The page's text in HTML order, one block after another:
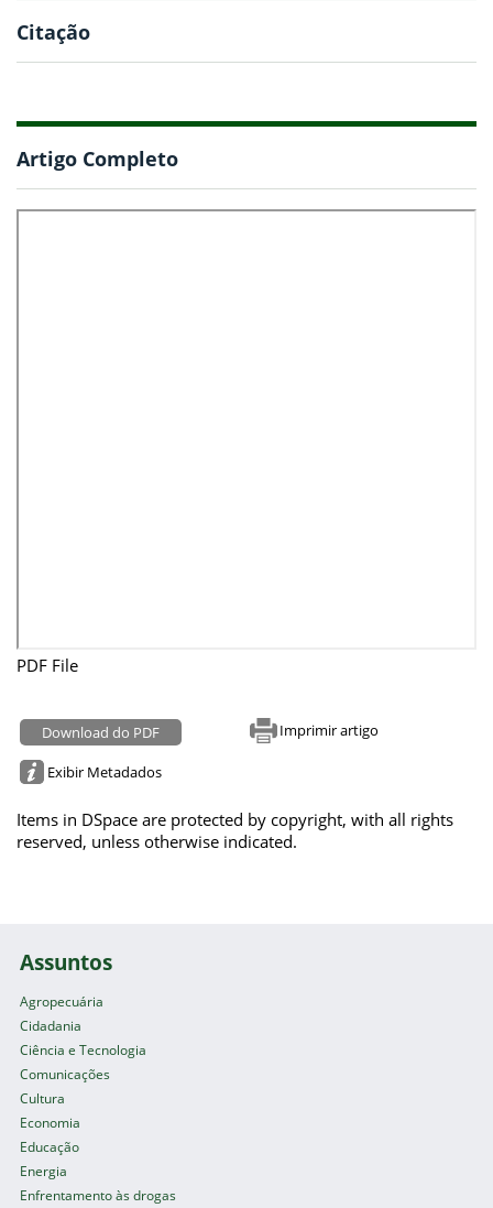
Citação
Artigo Completo
PDF File
Download do PDF Imprimir artigo
Exibir Metadados
Items in DSpace are protected by copyright, with all rights
reserved, unless otherwise indicated.
Assuntos
Agropecuária
Cidadania
Ciência e Tecnologia
Comunicações
Cultura
Economia
Educação
Energia
Enfrentamento às drogas